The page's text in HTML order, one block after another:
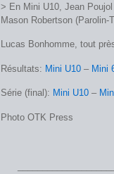
> En Mini U10, Jean
Mason Robertson (Parolin-
Lucas Bonhomme, tout
Résultats: Mini U10 – Mini
Série (final): Mini U10 –
Photo OTK Press